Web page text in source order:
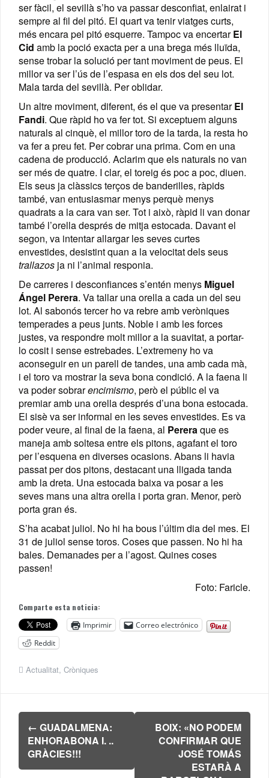
ser fàcil, el sevillà s’ho va passar desconfiat, enlairat i
sempre al fil del pitó. El quart va tenir viatges curts,
més encara pel pitó esquerre. Tampoc va encertarEl
Cid amb la poció exacta per a una brega més lluïda,
sense trobar la solució per tant moviment de peus. El
millor va ser l’ús de l’espasa en els dos del seu lot.
Mala tarda del sevillà. Per oblidar.
Un altre moviment, diferent, és el que va presentarEl
Fandi. Que ràpid ho va fer tot. Si exceptuem alguns
naturals al cinquè, el millor toro de la tarda, la resta ho
va fer a preu fet. Per cobrar una prima. Com en una
cadena de producció. Aclarim que els naturals no van
ser més de quatre. I clar, el toreig és poc a poc, diuen.
Els seus ja clàssics terços de banderilles, ràpids
també, van entusiasmar menys perquè menys
quadrats a la cara van ser. Tot i això, ràpid li van donar
també l’orella després de mitja estocada. Davant el
segon, va intentar allargar les seves curtes
envestides, desistint quan a la velocitat dels seus
trallazos ja ni l’animal responia.
De carreres i desconfiances s’entén menys Miguel
Ángel Perera. Va tallar una orella a cada un del seu
lot. Al sabonós tercer ho va rebre amb veròniques
temperades a peus junts. Noble i amb les forces
justes, va respondre molt millor a la suavitat, a portar-
lo cosit i sense estrebades. L’extremeny ho va
aconseguir en un parell de tandes, una amb cada mà,
i el toro va mostrar la seva bona condició. A la faena li
va poder sobrarencimismo, però el públic el va
premiar amb una orella després d’una bona estocada.
El sisè va ser informal en les seves envestides. Es va
poder veure, al final de la faena, al Pereraque es
maneja amb soltesa entre els pitons, agafant el toro
per l’esquena en diverses ocasions. Abans li havia
passat per dos pitons, destacant una lligada tanda
amb la dreta. Una estocada baixa va posar a les
seves mans una altra orella i porta gran. Menor, però
porta gran és.
S’ha acabat juliol. No hi ha bous l’últim dia del mes. El
31 de juliol sense toros. Coses que passen. No hi ha
bales. Demanades per a l’agost. Quines coses
passen!
Foto: Faricle.
Comparte esta noticia:
Imprimir
Correo electrónico
Reddit
Actualitat, Cròniques
Navegación
de
entradas
← GUADALMENA:
ENHORABONA I. ..
GRÀCIES!!!
BOIX: «NO PODEM
CONFIRMAR QUE
JOSÉ TOMÁS
ESTARÀ A